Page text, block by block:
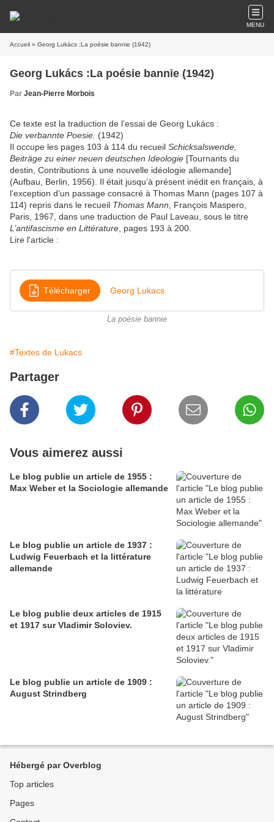
MENU
Accueil » Georg Lukács :La poésie bannie (1942)
Georg Lukács :La poésie bannie (1942)
Par Jean-Pierre Morbois
Ce texte est la traduction de l’essai de Georg Lukács :
Die verbannte Poesie. (1942)
Il occupe les pages 103 à 114 du recueil Schicksalswende,
Beiträge zu einer neuen deutschen Ideologie [Tournants du
destin, Contributions à une nouvelle idéologie allemande]
(Aufbau, Berlin, 1956). Il était jusqu’à présent inédit en français, à
l’exception d’un passage consacré à Thomas Mann (pages 107 à
114) repris dans le recueil Thomas Mann , François Maspero,
Paris, 1967, dans une traduction de Paul Laveau, sous le titre
L’antifascisme en Littérature , pages 193 à 200.
Lire l'article :
Télécharger Georg Lukacs
La poésie bannie
#Textes de Lukacs
Partager
Vous aimerez aussi
Le blog publie un article de 1955 :
Max Weber et la Sociologie allemande
Le blog publie un article de 1937 :
Ludwig Feuerbach et la littérature
allemande
Le blog publie deux articles de 1915
et 1917 sur Vladimir Soloviev.
Le blog publie un article de 1909 :
August Strindberg
Hébergé par Overblog
Top articles
Pages